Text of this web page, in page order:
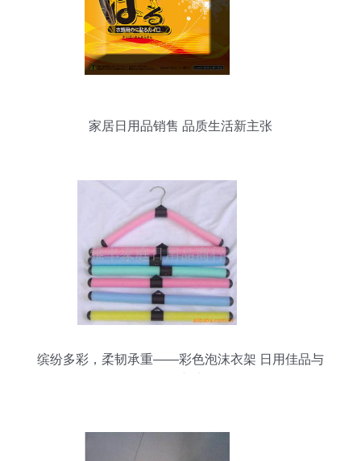
家居日用品销售 品质生活新主张
缤纷多彩，柔韧承重——彩色泡沫衣架 日用佳品与